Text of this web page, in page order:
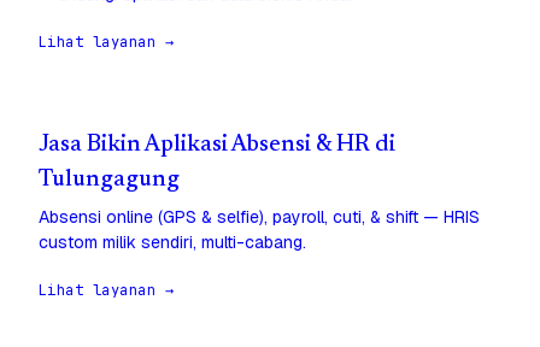
Lihat layanan →
Jasa Bikin Aplikasi Absensi & HR di
Tulungagung
Absensi online (GPS & selfie), payroll, cuti, & shift — HRIS
custom milik sendiri, multi-cabang.
Lihat layanan →